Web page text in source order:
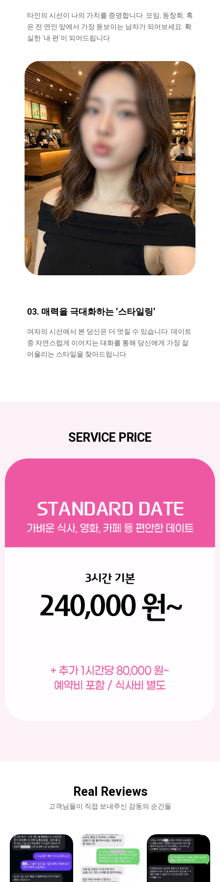
타인의 시선이 나의 가치를 증명합니다. 모임, 동창회, 혹
은 전 연인 앞에서 가장 돋보이는 남자가 되어보세요. 확
실한 ‘내 편’이 되어드립니다.
03. 매력을 극대화하는 '스타일링'
여자의 시선에서 본 당신은 더 멋질 수 있습니다. 데이트
중 자연스럽게 이어지는 대화를 통해 당신에게 가장 잘
어울리는 스타일을 찾아드립니다.
SERVICE PRICE
Real Reviews
고객님들이 직접 보내주신 감동의 순간들